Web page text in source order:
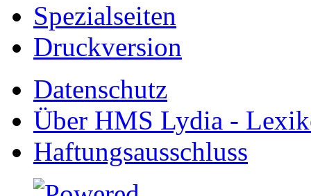
Spezialseiten
Druckversion
Datenschutz
Über HMS Lydia -
Haftungsausschluss